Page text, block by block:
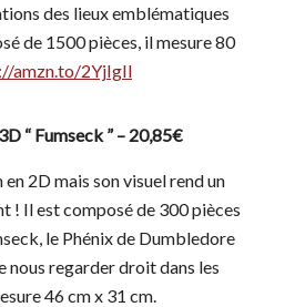
des lieux emblématiques
de 1500 pièces, il mesure 80
amzn.to/2YjIgIl
“ Fumseck ” – 20,85€
2D mais son visuel rend un
! Il est composé de 300 pièces
le Phénix de Dumbledore
nous regarder droit dans les
46 cm x 31 cm.